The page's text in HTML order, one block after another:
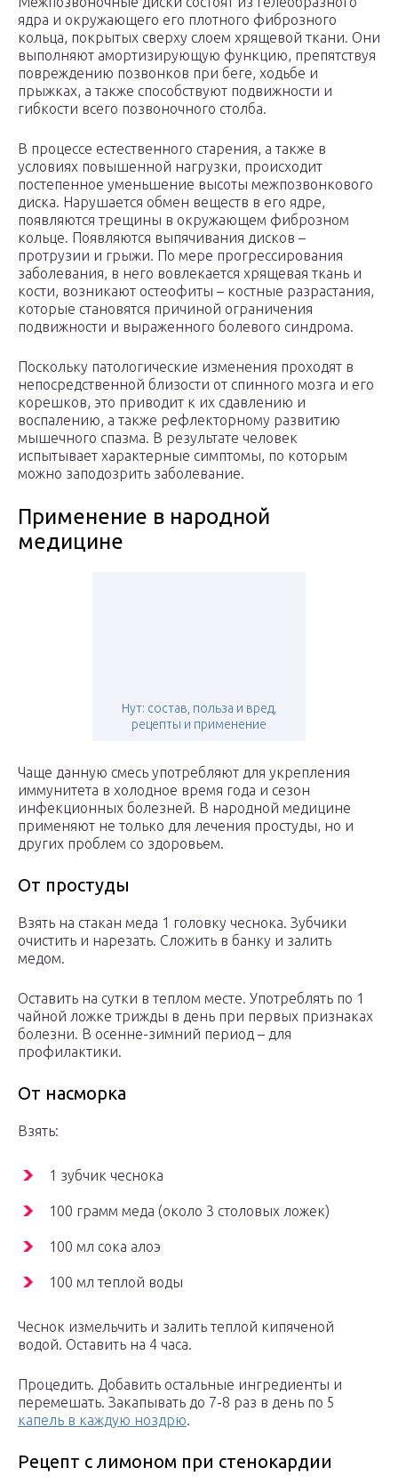
ядра и окружающего его плотного фиброзного
кольца, покрытых сверху слоем хрящевой ткани. Они
выполняют амортизирующую функцию, препятствуя
повреждению позвонков при беге, ходьбе и
прыжках, а также способствуют подвижности и
гибкости всего позвоночного столба.
В процессе естественного старения, а также в
условиях повышенной нагрузки, происходит
постепенное уменьшение высоты межпозвонкового
диска. Нарушается обмен веществ в его ядре,
появляются трещины в окружающем фиброзном
кольце. Появляются выпячивания дисков –
протрузии и грыжи. По мере прогрессирования
заболевания, в него вовлекается хрящевая ткань и
кости, возникают остеофиты – костные разрастания,
которые становятся причиной ограничения
подвижности и выраженного болевого синдрома.
Поскольку патологические изменения проходят в
непосредственной близости от спинного мозга и его
корешков, это приводит к их сдавлению и
воспалению, а также рефлекторному развитию
мышечного спазма. В результате человек
испытывает характерные симптомы, по которым
можно заподозрить заболевание.
Применение в народной
медицине
Нут: состав, польза и вред,
рецепты и применение
Чаще данную смесь употребляют для укрепления
иммунитета в холодное время года и сезон
инфекционных болезней. В народной медицине
применяют не только для лечения простуды, но и
других проблем со здоровьем.
От простуды
Взять на стакан меда 1 головку чеснока. Зубчики
очистить и нарезать. Сложить в банку и залить
медом.
Оставить на сутки в теплом месте. Употреблять по 1
чайной ложке трижды в день при первых признаках
болезни. В осенне-зимний период – для
профилактики.
От насморка
Взять:
1 зубчик чеснока
100 грамм меда (около 3 столовых ложек)
100 мл сока алоэ
100 мл теплой воды
Чеснок измельчить и залить теплой кипяченой
водой. Оставить на 4 часа.
Процедить. Добавить остальные ингредиенты и
перемешать. Закапывать до 7-8 раз в день по 5
капель в каждую ноздрю.
Рецепт с лимоном при стенокардии